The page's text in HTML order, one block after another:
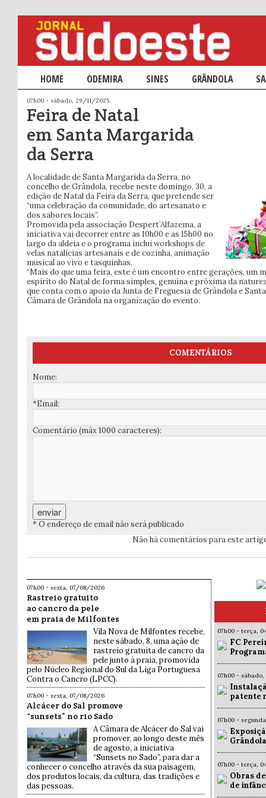
Menu principal
SALTAR PARA O CONTEÚDO PRIMÁRIO
SALTAR PARA O CONTEÚDO SECUNDÁRIO
HOME ODEMIRA SINES GRÂNDOLA
07h00 - sábado, 29/11/2025
Feira de Natal
em Santa Margarida
da Serra
A localidade de Santa Margarida da Serra, no
concelho de Grândola, recebe neste domingo, 30, a
edição de Natal da Feira da Serra, que pretende ser
“uma celebração da comunidade, do artesanato e
dos sabores locais”.
Promovida pela associação Despert’Alfazema, a
iniciativa vai decorrer entre as 10h00 e as 15h00 no
largo da aldeia e o programa inclui workshops de
velas natalícias artesanais e de cozinha, animação
musical ao vivo e tasquinhas.
“Mais do que uma feira, este é um encontro entre gerações, um
espírito do Natal de forma simples, genuína e próxima da
que conta com o apoio da Junta de Freguesia de Grândola e
Câmara de Grândola na organização do evento.
COMENTÁRIOS
Nome:
*Email:
Comentário (máx 1000 caracteres):
* O endereço de email não será publicado
Não há comentários para este
07h00 - sexta, 07/08/2026
Rastreio gratuito
ao cancro da pele
em praia de Milfontes
Vila Nova de Milfontes recebe,
neste sábado, 8, uma ação de
rastreio gratuita de cancro da
pele junto à praia, promovida
pelo Núcleo Regional do Sul da Liga Portuguesa
Contra o Cancro (LPCC).
07h00 - sexta, 07/08/2026
Alcácer do Sal promove
“sunsets” no rio Sado
A Câmara de Alcácer do Sal vai
promover, ao longo deste mês
de agosto, a iniciativa
“Sunsets no Sado”, para dar a
conhecer o concelho através da sua paisagem,
dos produtos locais, da cultura, das tradições e
das pessoas.
07h00 - terça,
FC
07h00 -
patente
07h00 -
07h00 - terça,
Obras
de